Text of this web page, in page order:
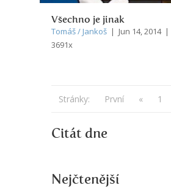
Všechno je jinak
Tomáš / Jankoš | Jun 14,
3691x
Stránky: První « 1
Citát dne
Nejčtenější